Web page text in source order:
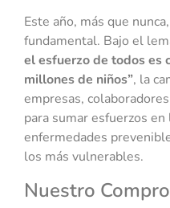
Este año, más que
fundamental. Bajo el
el esfuerzo de todos es
millones de niños”, la
empresas,
para sumar esfuerzos
enfermedades
los más vulnerables.
Nuestro